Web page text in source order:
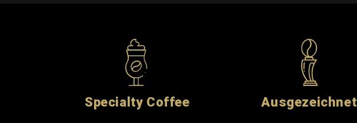
Specialty Coffee Ausgezeichnet